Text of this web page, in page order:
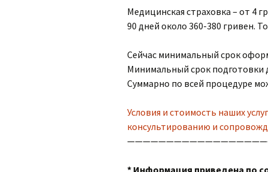
Медицинская страховка – от 4
90 дней около 360-380 гривен.
Сейчас минимальный срок
Минимальный срок подготовки
Суммарно по всей процедуре
Условия и стоимость наших
консультированию и
* Информация приведена по